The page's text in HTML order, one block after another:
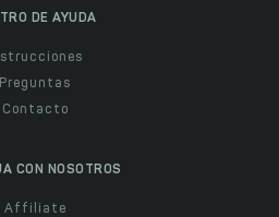
DE AYUDA
Preguntas
Contacto
CON NOSOTROS
Affiliate